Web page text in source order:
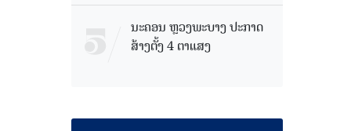
ນະຄອນ ຫຼວງພະບາງ ປະ​ກາດ​
ສ້າງ​ຕັ້ງ 4 ຕາແສງ